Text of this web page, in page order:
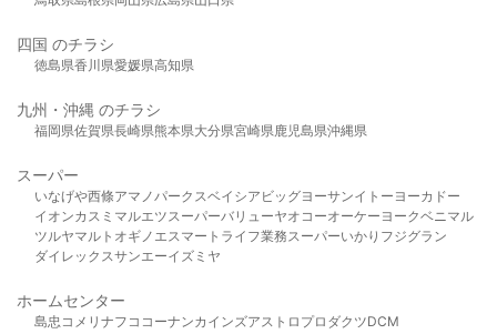
四国 のチラシ
徳島県香川県愛媛県高知県
九州・沖縄 のチラシ
福岡県佐賀県長崎県熊本県大分県宮崎県鹿児島県沖縄県
スーパー
いなげや西條アマノパークスベイシア ビッグヨーサンイトーヨーカドー
イオンカスミ マルエツスーパーバリューヤオコーオーケー ヨークベニマル
ツルヤマルト オギノ エスマート ライフ業務スーパーいかり フジグラン
ダイレックスサンエーイズミヤ
ホームセンター
島忠 コメリ ナフコ コーナンカインズアストロプロダクツDCM